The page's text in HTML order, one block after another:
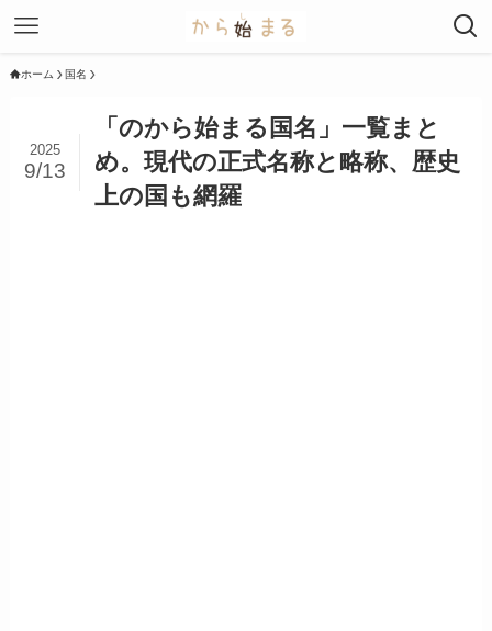
ホーム 国名
「のから始まる国名」一覧まと
め。現代の正式名称と略称、歴史
上の国も網羅
2025
9/13